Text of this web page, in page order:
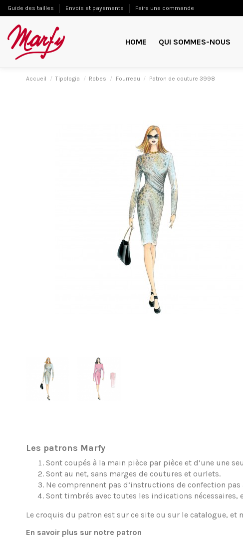
Guide des tailles Envois et payements Faire une commande
HOME QUI SOMMES-NOUS
Accueil Tipologia Robes Fourreau Patron de couture 3998
Les patrons Marfy
Sont coupés à la main pièce par pièce et d’une une
Sont au net, sans marges de coutures et ourlets.
Ne comprennent pas d’instructions de confection pas
Sont timbrés avec toutes les indications
Le croquis du patron est sur ce site ou sur le catalogue, et
En savoir plus sur notre patron